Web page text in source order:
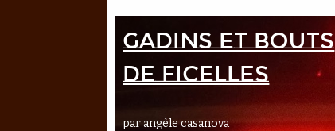
Gadins et bouts
de ficelles
par angèle casanova